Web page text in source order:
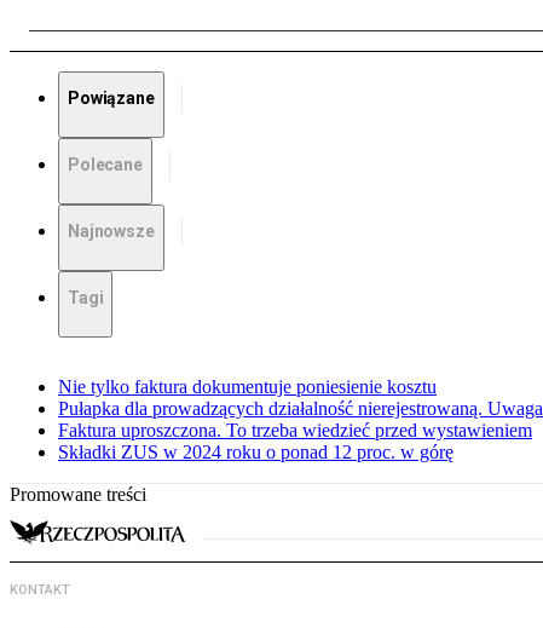
Powiązane
Polecane
Najnowsze
Tagi
Nie tylko faktura dokumentuje poniesienie kosztu
Pułapka dla prowadzących działalność nierejestrowaną.
Faktura uproszczona. To trzeba wiedzieć przed wystawieniem
Składki ZUS w 2024 roku o ponad 12 proc. w górę
Promowane treści
KONTAKT